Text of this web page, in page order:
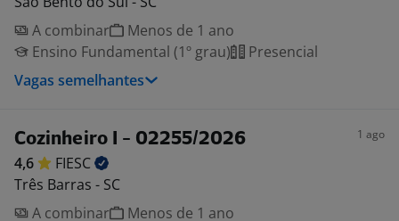
A combinar
Menos de 1 ano
Ensino Fundamental (1º grau)
Presencial
Vagas semelhantes
Cozinheiro I - 02255/2026 1 ago
4,6
FIESC
Três Barras - SC
A combinar
Menos de 1 ano